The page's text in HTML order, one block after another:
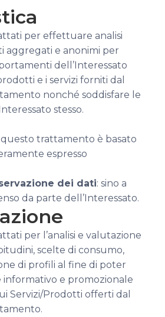
per effettuare analisi
aggregati e anonimi per
dell’Interessato
e i servizi forniti dal
nonché soddisfare le
stesso.
questo trattamento è basato
espresso
dei dati: sino a
da parte dell’Interessato.
per l’analisi e valutazione
scelte di consumo,
di profili al fine di poter
informativo e promozionale
Servizi/Prodotti offerti dal